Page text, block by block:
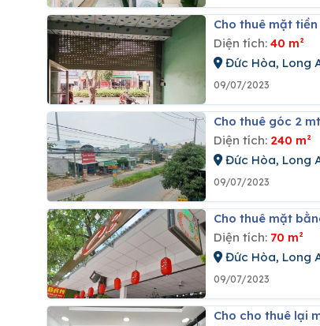
Cho thuê mặt
Diện tích: 40 m²
Đức Hòa, Long
09/07/2023
Cho thuê góc 2
Diện tích: 240 m²
Đức Hòa, Long
09/07/2023
Cho thuê mặt
Diện tích: 70 m²
Đức Hòa, Long
09/07/2023
Cho cho thuê lại